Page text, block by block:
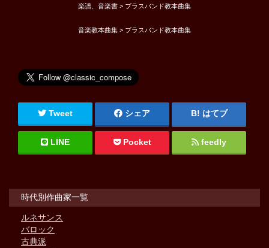
楽譜、音楽書 > ブラスバンド教本曲集
音楽教本曲集 > ブラスバンド教本曲集
Tweet シェア はてブ
LINE Pocket feedly
時代別作曲家一覧
ルネサンス
バロック
古典派